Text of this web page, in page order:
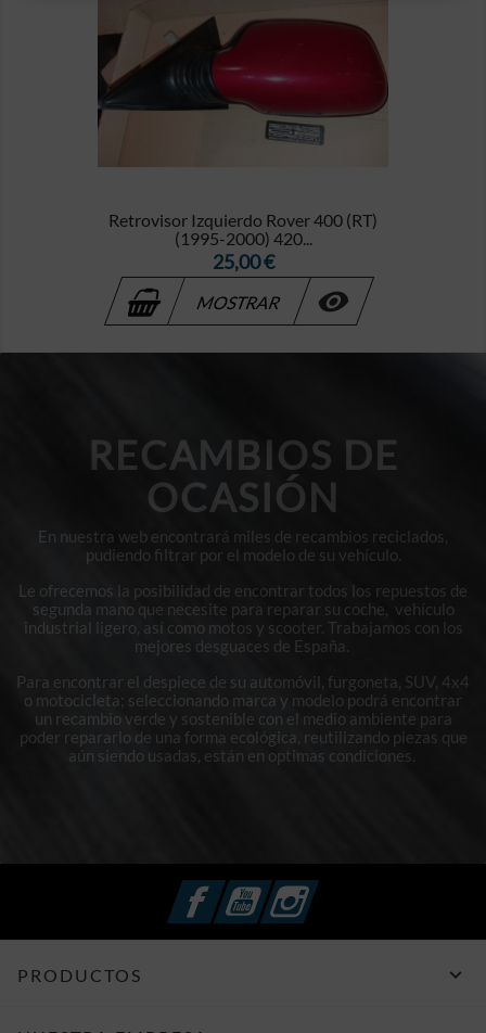
Retrovisor Izquierdo Rover 400 (RT)
(1995-2000) 420...
Precio
25,00 €
MOSTRAR 
RECAMBIOS DE
OCASIÓN
En nuestra web encontrará miles de recambios reciclados,
pudiendo filtrar por el modelo de su vehículo.
Le ofrecemos la posibilidad de encontrar todos los repuestos de
segunda mano que necesite para reparar su coche, vehículo
industrial ligero, así como motos y scooter. Trabajamos con los
mejores desguaces de España.
Para encontrar el despiece de su automóvil, furgoneta, SUV, 4x4
o motocicleta; seleccionando marca y modelo podrá encontrar
un recambio verde y sostenible con el medio ambiente para
poder repararlo de una forma ecológica, reutilizando piezas que
aún siendo usadas, están en optimas condiciones.
FacebookYouTubeInstagram
PRODUCTOS 